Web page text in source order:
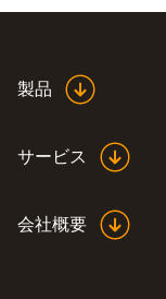
製品
サービス
会社概要